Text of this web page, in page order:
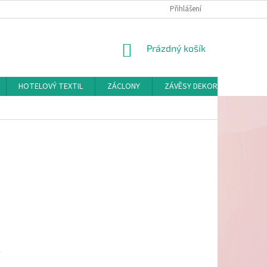
Přihlášení
NÁKUPNÍ
Prázdný košík
HOTELOVÝ TEXTIL ZÁCLONY
ZÁVĚSY DEKORAČNÍ A